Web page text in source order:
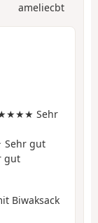
ameliecbt
Sehr
gut
gut
Biwaksack